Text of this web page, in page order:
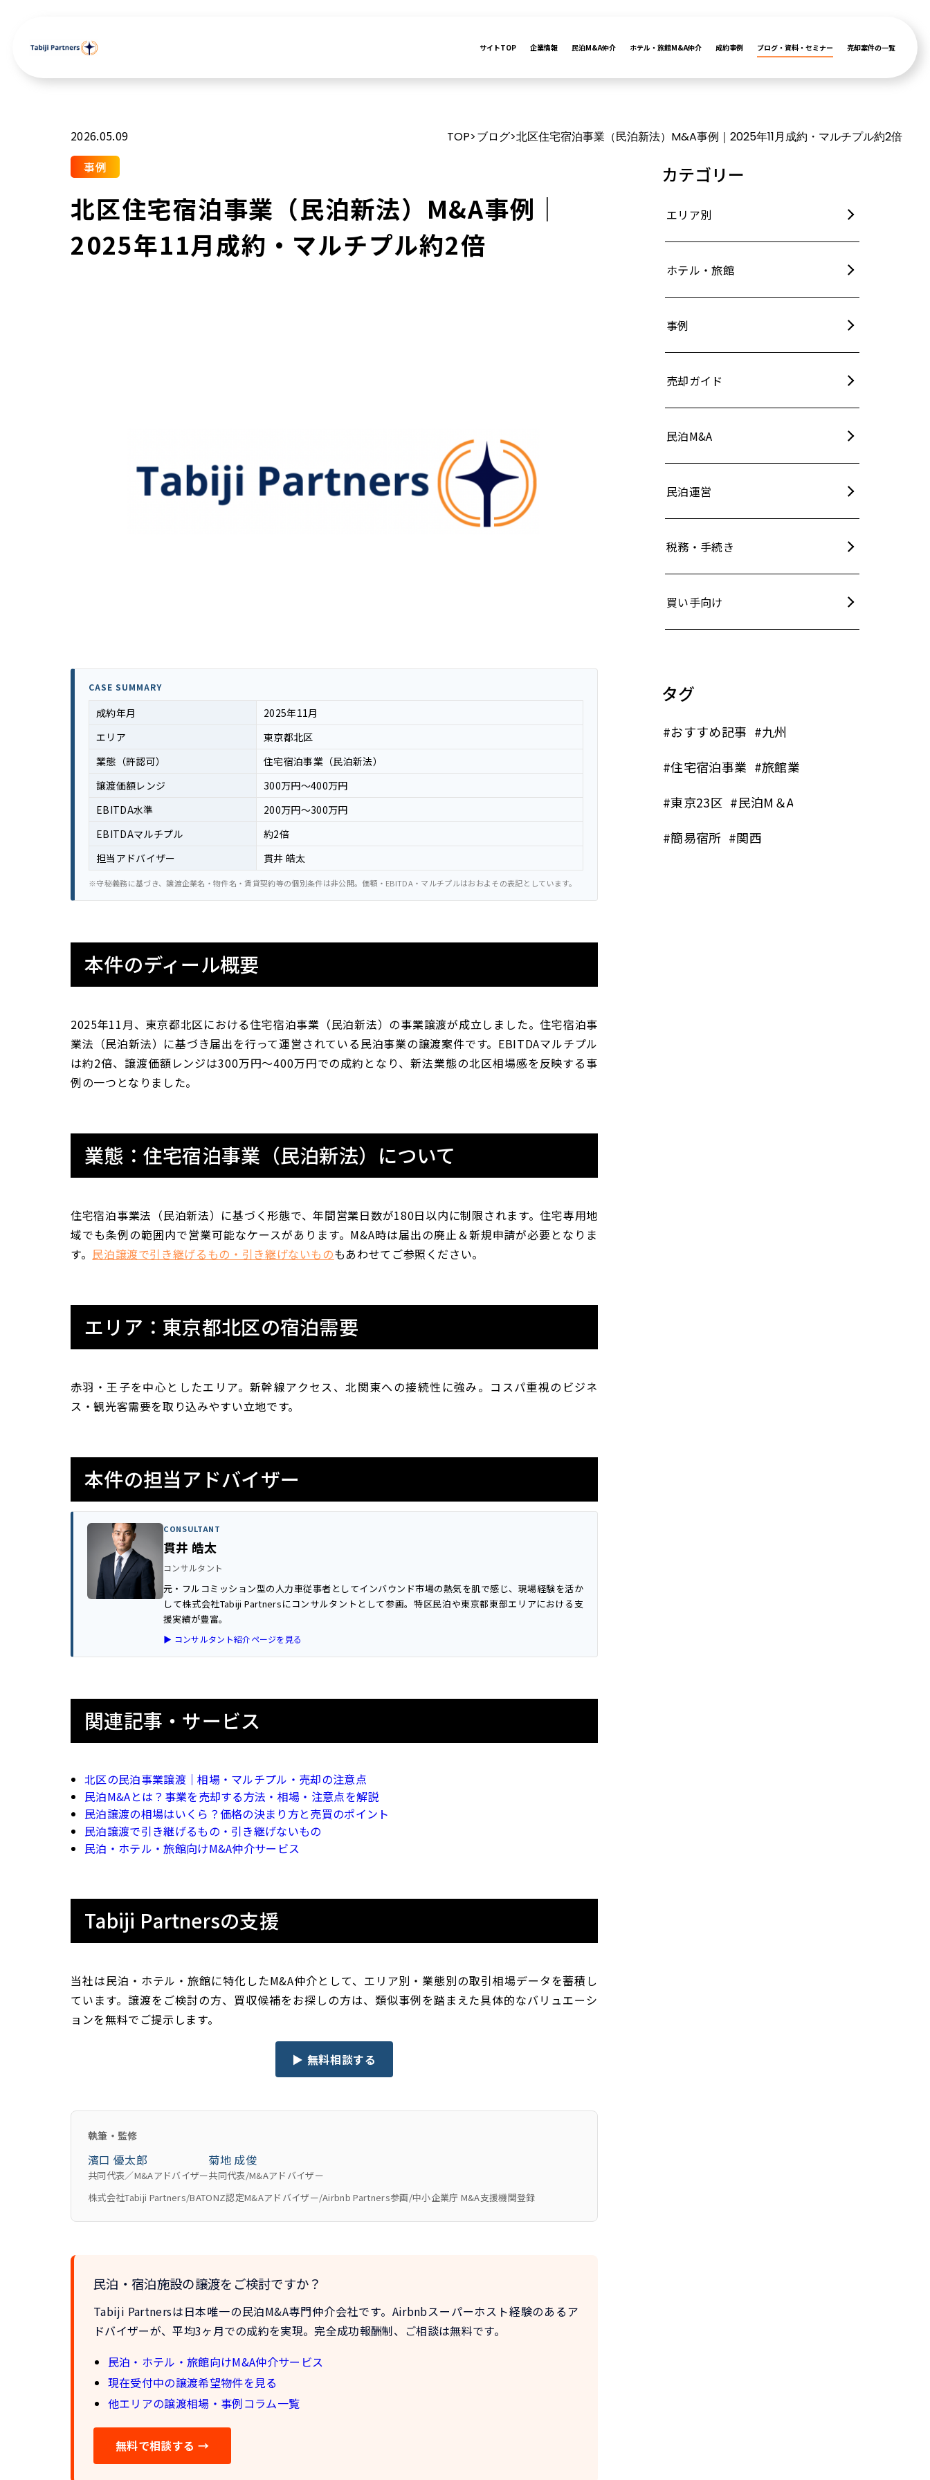
サイトTOP 企業情報 民泊M&A仲介 ホテル・旅館M&A仲介 成約事例 ブログ・資料・セミナー 売却案件の一覧
TOP>ブログ>北区住宅宿泊事業（民泊新法）M&A事例｜2025年11月成約・マルチプル約2倍
2026.05.09
事例
北区住宅宿泊事業（民泊新法）M&A事例｜
2025年11月成約・マルチプル約2倍
CASE SUMMARY
成約年月
2025年11月
エリア
東京都北区
業態（許認可）
住宅宿泊事業（民泊新法）
譲渡価額レンジ
300万円〜400万円
EBITDA水準
200万円〜300万円
EBITDAマルチプル
約2倍
担当アドバイザー
貫井 皓太
※守秘義務に基づき、譲渡企業名・物件名・賃貸契約等の個別条件は非公開。価額・EBITDA・マルチプルはおおよその表記としています。
本件のディール概要
2025年11月、東京都北区における住宅宿泊事業（民泊新法）の事業譲渡が成立しました。住宅宿泊事
業法（民泊新法）に基づき届出を行って運営されている民泊事業の譲渡案件です。EBITDAマルチプル
は約2倍、譲渡価額レンジは300万円〜400万円での成約となり、新法業態の北区相場感を反映する事
例の一つとなりました。
業態：住宅宿泊事業（民泊新法）について
住宅宿泊事業法（民泊新法）に基づく形態で、年間営業日数が180日以内に制限されます。住宅専用地
域でも条例の範囲内で営業可能なケースがあります。M&A時は届出の廃止＆新規申請が必要となりま
す。 民泊譲渡で引き継げるもの・引き継げないものもあわせてご参照ください。
エリア：東京都北区の宿泊需要
赤羽・王子を中心としたエリア。新幹線アクセス、北関東への接続性に強み。コスパ重視のビジネ
ス・観光客需要を取り込みやすい立地です。
本件の担当アドバイザー
CONSULTANT
貫井 皓太
コンサルタント
元・フルコミッション型の人力車従事者としてインバウンド市場の熱気を肌で感じ、現場経験を活か
して株式会社Tabiji Partnersにコンサルタントとして参画。特区民泊や東京都東部エリアにおける支
援実績が豊富。
▶ コンサルタント紹介ページを見る
関連記事・サービス
北区の民泊事業譲渡｜相場・マルチプル・売却の注意点
民泊M&Aとは？事業を売却する方法・相場・注意点を解説
民泊譲渡の相場はいくら？価格の決まり方と売買のポイント
民泊譲渡で引き継げるもの・引き継げないもの
民泊・ホテル・旅館向けM&A仲介サービス
Tabiji Partnersの支援
当社は民泊・ホテル・旅館に特化したM&A仲介として、エリア別・業態別の取引相場データを蓄積し
ています。譲渡をご検討の方、買収候補をお探しの方は、類似事例を踏まえた具体的なバリュエーシ
ョンを無料でご提示します。
▶ 無料相談する
執筆・監修
濱口 優太郎
共同代表／M&Aアドバイザー
菊地 成俊
共同代表/M&Aアドバイザー
株式会社Tabiji Partners/BATONZ認定M&Aアドバイザー/Airbnb Partners参画/中小企業庁 M&A支援機関登録
民泊・宿泊施設の譲渡をご検討ですか？
Tabiji Partnersは日本唯一の民泊M&A専門仲介会社です。Airbnbスーパーホスト経験のあるア
ドバイザーが、平均3ヶ月での成約を実現。完全成功報酬制、ご相談は無料です。
民泊・ホテル・旅館向けM&A仲介サービス
現在受付中の譲渡希望物件を見る
他エリアの譲渡相場・事例コラム一覧
無料で相談する →
カテゴリー
エリア別
ホテル・旅館
事例
売却ガイド
民泊M&A
民泊運営
税務・手続き
買い手向け
タグ
#おすすめ記事 #九州
#住宅宿泊事業 #旅館業
#東京23区 #民泊M＆A
#簡易宿所 #関西